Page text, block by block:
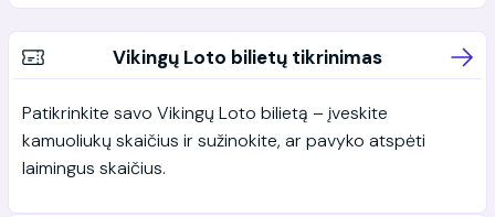
Vikingų Loto bilietų tikrinimas
Patikrinkite savo Vikingų Loto bilietą – įveskite
kamuoliukų skaičius ir sužinokite, ar pavyko atspėti
laimingus skaičius.